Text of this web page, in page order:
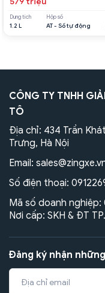
Dung tích
1.2 L
Hộp số
AT - Số tự động
CÔNG TY TNHH
TÔ
Địa chỉ: 434 Trần
Trưng, Hà Nội
Email:
Số điện thoại:
Mã số doanh nghiệp:
Nơi cấp: SKH & ĐT
Đăng ký nhận